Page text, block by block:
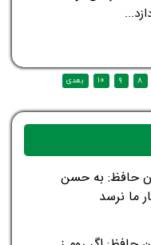
۱۵۶ دیوان حافظ: به حسن
ما نرسد